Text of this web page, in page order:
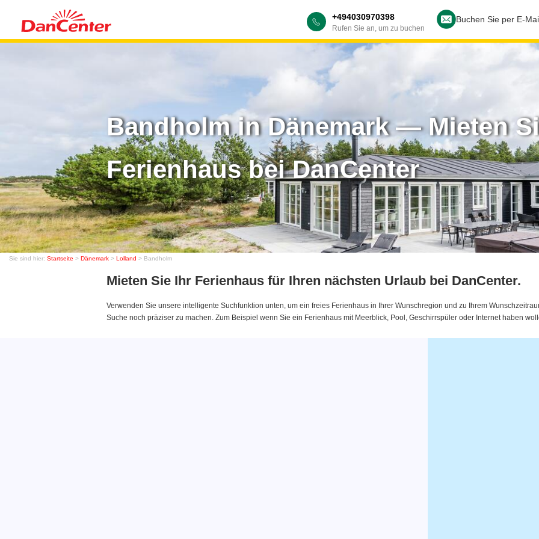
+494030970398
Rufen Sie an, um zu buchen
Buchen Sie per E-
Bandholm in Dänemark — Mieten
Ferienhaus bei DanCenter
Sie sind hier: Startseite > Dänemark > Lolland > Bandholm
Mieten Sie Ihr Ferienhaus für Ihren nächsten Urlaub bei DanCenter.
Verwenden Sie unsere intelligente Suchfunktion unten, um ein freies Ferienhaus in Ihrer Wunschregion und zu Ihrem
Suche noch präziser zu machen. Zum Beispiel wenn Sie ein Ferienhaus mit Meerblick, Pool, Geschirrspüler oder Internet haben